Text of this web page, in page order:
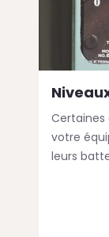
Certaines
votre
leurs